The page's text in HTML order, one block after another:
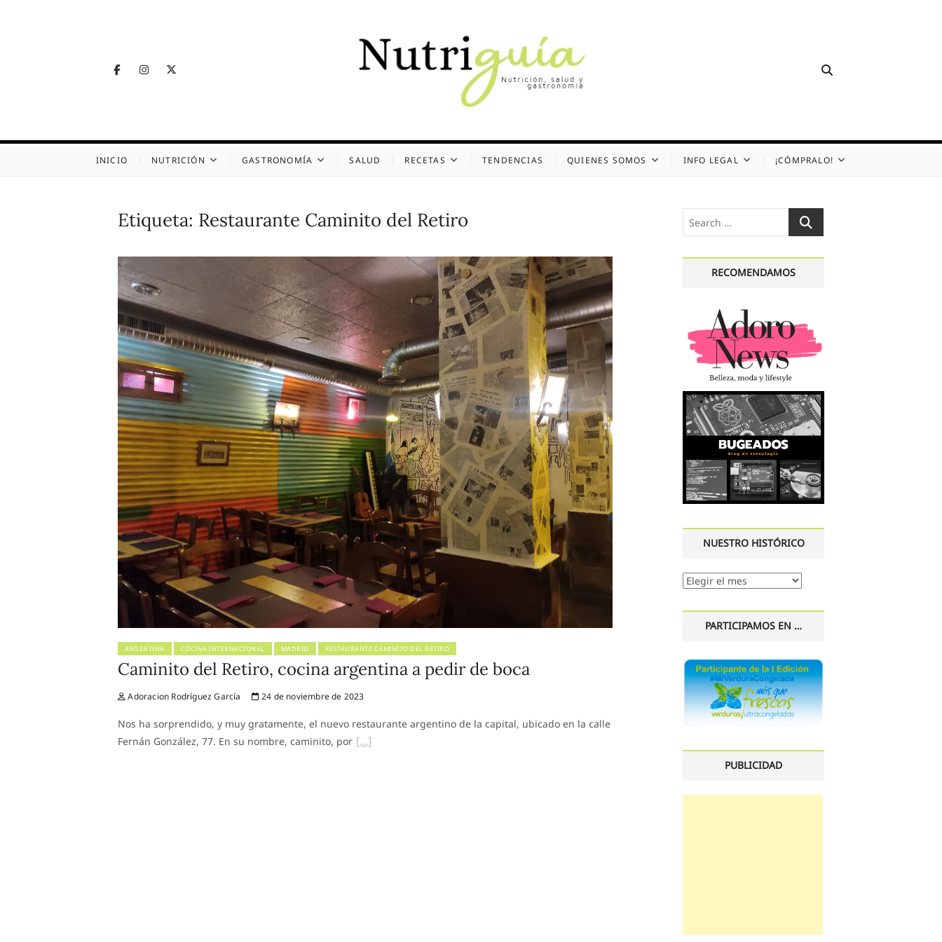
FacebookInstagram
INICIO NUTRICIÓN GASTRONOMÍA SALUD RECETAS TENDENCIAS QUIENES SOMOS INFO LEGAL ¡CÓMPRALO!
Etiqueta: Restaurante Caminito del Retiro
ARGENTINA COCINA INTERNACIONAL MADRID RESTAURANTE CAMINITO DEL RETIRO
Caminito del Retiro, cocina argentina a pedir de boca
Adoracion Rodríguez García 24 de noviembre de 2023
Nos ha sorprendido, y muy gratamente, el nuevo restaurante argentino de la capital, ubicado en la calle
Fernán González, 77. En su nombre, caminito, por
Search
…
RECOMENDAMOS
NUESTRO HISTÓRICO
Nuestro
PARTICIPAMOS EN …
PUBLICIDAD